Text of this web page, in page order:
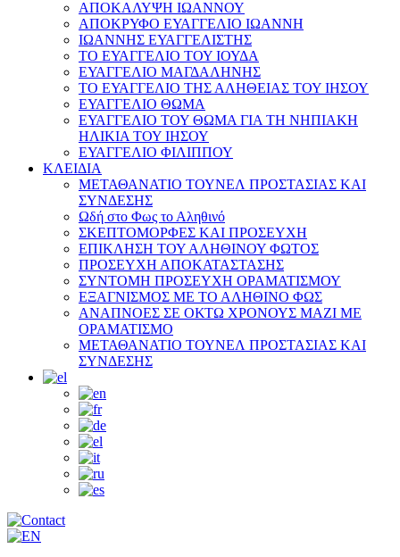
ΑΠΟΚΑΛΥΨΗ ΙΩΑΝΝΟΥ
ΑΠΟΚΡΥΦΟ ΕΥΑΓΓΕΛΙΟ ΙΩΑΝΝΗ
ΙΩΑΝΝΗΣ ΕΥΑΓΓΕΛΙΣΤΗΣ
ΤΟ ΕΥΑΓΓΕΛΙΟ ΤΟΥ ΙΟΥΔΑ
ΕΥΑΓΓΕΛΙΟ ΜΑΓΔΑΛΗΝΗΣ
ΤΟ ΕΥΑΓΓΕΛΙΟ ΤΗΣ ΑΛΗΘΕΙΑΣ ΤΟΥ ΙΗΣΟΥ
ΕΥΑΓΓΕΛΙΟ ΘΩΜΑ
ΕΥΑΓΓΕΛΙΟ ΤΟΥ ΘΩΜΑ ΓΙΑ ΤΗ ΝΗΠΙΑΚΗ
ΗΛΙΚΙΑ ΤΟΥ ΙΗΣΟΥ
ΕΥΑΓΓΕΛΙΟ ΦΙΛΙΠΠΟΥ
ΚΛΕΙΔΙΑ
ΜΕΤΑΘΑΝΑΤΙΟ ΤΟΥΝΕΛ ΠΡΟΣΤΑΣΙΑΣ ΚΑΙ
ΣΥΝΔΕΣΗΣ
Ωδή στο Φως το Αληθινό
ΣΚΕΠΤΟΜΟΡΦΕΣ ΚΑΙ ΠΡΟΣΕΥΧΗ
ΕΠΙΚΛΗΣΗ ΤΟΥ ΑΛΗΘΙΝΟΥ ΦΩΤΟΣ
ΠΡΟΣΕΥΧΗ ΑΠΟΚΑΤΑΣΤΑΣΗΣ
ΣΥΝΤΟΜΗ ΠΡΟΣΕΥΧΗ ΟΡΑΜΑΤΙΣΜΟΥ
ΕΞΑΓΝΙΣΜΟΣ ΜΕ ΤΟ ΑΛΗΘΙΝΟ ΦΩΣ
ΑΝΑΠΝΟΕΣ ΣΕ ΟΚΤΩ ΧΡΟΝΟΥΣ ΜΑΖΙ ΜΕ
ΟΡΑΜΑΤΙΣΜΟ
ΜΕΤΑΘΑΝΑΤΙΟ ΤΟΥΝΕΛ ΠΡΟΣΤΑΣΙΑΣ ΚΑΙ
ΣΥΝΔΕΣΗΣ